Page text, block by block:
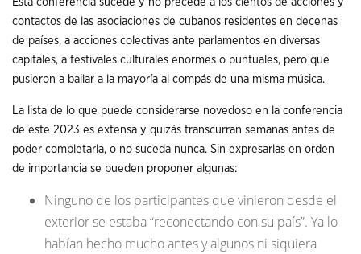
contactos de las asociaciones de cubanos residentes en decenas
de países, a acciones colectivas ante parlamentos en diversas
capitales, a festivales culturales enormes o puntuales, pero que
pusieron a bailar a la mayoría al compás de una misma música.
La lista de lo que puede considerarse novedoso en la conferencia
de este 2023 es extensa y quizás transcurran semanas antes de
poder completarla, o no suceda nunca. Sin expresarlas en orden
de importancia se pueden proponer algunas:
Ninguno de los participantes que vinieron desde el
exterior se estaba “reconectando con su país”. Ya lo
habían hecho mucho antes y algunos ni siquiera